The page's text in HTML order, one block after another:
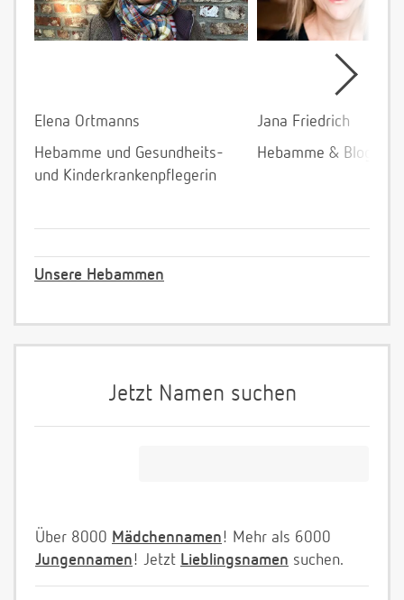
Elena Ortmanns
Hebamme und Gesundheits-
und Kinderkrankenpflegerin
Jana Friedrich
Hebamme &
Unsere Hebammen
Jetzt Namen suchen
Über 8000 Mädchennamen! Mehr als 6000
Jungennamen! Jetzt Lieblingsnamen suchen.